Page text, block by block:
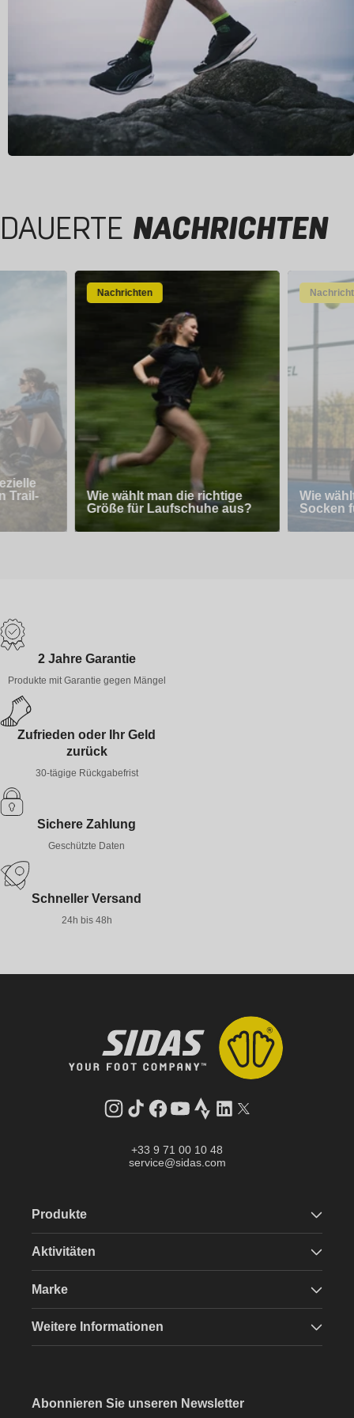
DAUERTE NACHRICHTEN
Trail-
Nachrichten
Wie wählt man die richtige
Größe für Laufschuhe aus?
Wie
Socken
2 Jahre Garantie
Produkte mit Garantie gegen Mängel
Zufrieden oder Ihr Geld
zurück
30-tägige Rückgabefrist
Sichere Zahlung
Geschützte Daten
Schneller Versand
24h bis 48h
Instagram
TikTokFacebook
YouTube
StravaLinkedInTwitter
+33 9 71 00 10 48
service@sidas.com
Produkte
Aktivitäten
Marke
Weitere Informationen
Abonnieren Sie unseren Newsletter